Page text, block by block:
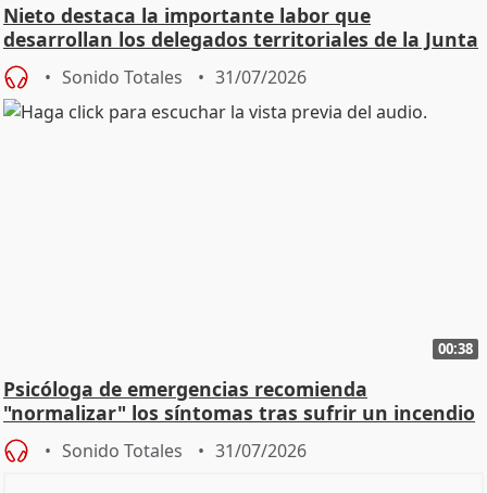
Nieto destaca la importante labor que
desarrollan los delegados territoriales de la Junta
Sonido Totales 31/07/2026
00:38
Psicóloga de emergencias recomienda
"normalizar" los síntomas tras sufrir un incendio
Sonido Totales 31/07/2026